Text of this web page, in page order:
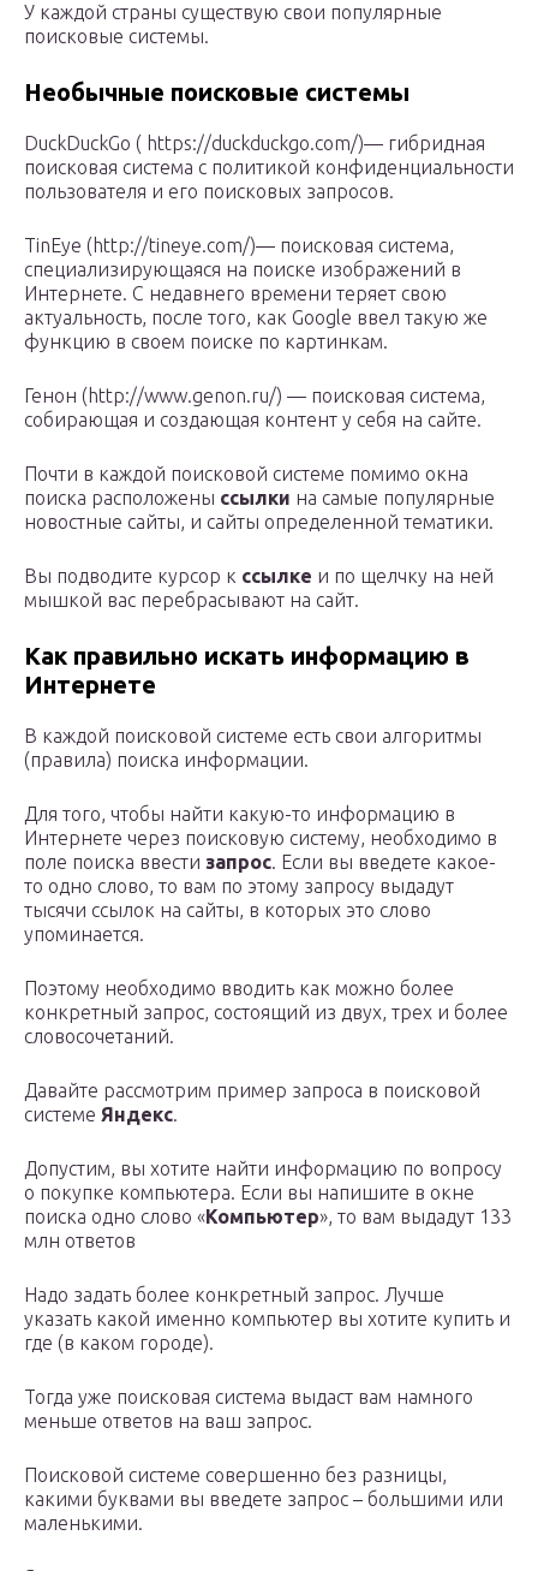
У каждой страны существую свои популярные
поисковые системы.
Необычные поисковые системы
DuckDuckGo ( https://duckduckgo.com/)— гибридная
поисковая система с политикой конфиденциальности
пользователя и его поисковых запросов.
TinEye (http://tineye.com/)— поисковая система,
специализирующаяся на поиске изображений в
Интернете. С недавнего времени теряет свою
актуальность, после того, как Google ввел такую же
функцию в своем поиске по картинкам.
Генон (http://www.genon.ru/) — поисковая система,
собирающая и создающая контент у себя на сайте.
Почти в каждой поисковой системе помимо окна
поиска расположены ссылки на самые популярные
новостные сайты, и сайты определенной тематики.
Вы подводите курсор к ссылке и по щелчку на ней
мышкой вас перебрасывают на сайт.
Как правильно искать информацию в
Интернете
В каждой поисковой системе есть свои алгоритмы
(правила) поиска информации.
Для того, чтобы найти какую-то информацию в
Интернете через поисковую систему, необходимо в
поле поиска ввести запрос. Если вы введете какое-
то одно слово, то вам по этому запросу выдадут
тысячи ссылок на сайты, в которых это слово
упоминается.
Поэтому необходимо вводить как можно более
конкретный запрос, состоящий из двух, трех и более
словосочетаний.
Давайте рассмотрим пример запроса в поисковой
системе Яндекс.
Допустим, вы хотите найти информацию по вопросу
о покупке компьютера. Если вы напишите в окне
поиска одно слово «Компьютер», то вам выдадут 133
млн ответов
Надо задать более конкретный запрос. Лучше
указать какой именно компьютер вы хотите купить и
где (в каком городе).
Тогда уже поисковая система выдаст вам намного
меньше ответов на ваш запрос.
Поисковой системе совершенно без разницы,
какими буквами вы введете запрос – большими или
маленькими.